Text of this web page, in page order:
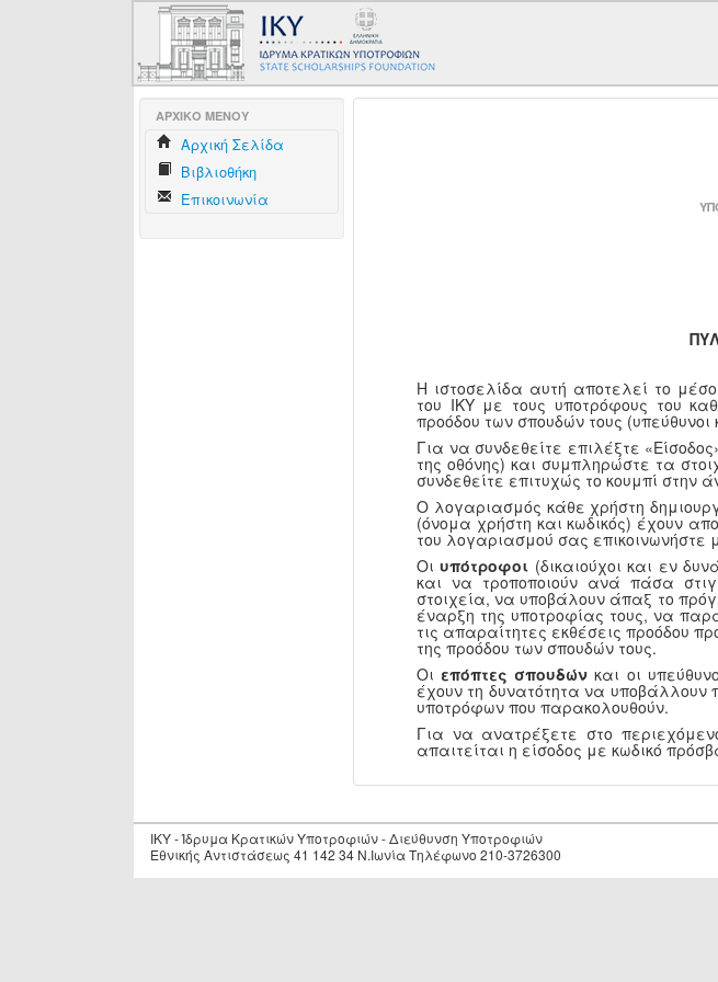
AΡΧΙΚΟ ΜΕΝΟΥ
Aρχική Σελίδα
Βιβλιοθήκη
Επικοινωνία
Η ιστοσελίδα αυτή αποτελεί το μέσο
του ΙΚΥ με τους υποτρόφους του
προόδου των σπουδών τους
Για να συνδεθείτε επιλέξτε
της οθόνης) και συμπληρώστε τα
συνδεθείτε επιτυχώς το κουμπί
Ο λογαριασμός κάθε χρήστη
(όνομα χρήστη και κωδικός) έχουν
του λογαριασμού σας επικοινωνήστε
Οιυπότροφοι (δικαιούχοι και εν
και να τροποποιούν ανά πάσα
στοιχεία, να υποβάλουν άπαξ το
έναρξη της υποτροφίας τους, να
τις απαραίτητες εκθέσεις προόδου
της προόδου των σπουδών τους.
Οι επόπτες σπουδών και οι
έχουν τη δυνατότητα να υποβάλλουν
υποτρόφων που παρακολουθούν.
Για να ανατρέξετε στο
απαιτείται η είσοδος με κωδικό
IKY - Ίδρυμα Κρατικών Υποτροφιών - Διεύθυνση Υποτροφιών
Εθνικής Αντιστάσεως 41 142 34 Ν.Ιωνία Τηλέφωνο 210-3726300